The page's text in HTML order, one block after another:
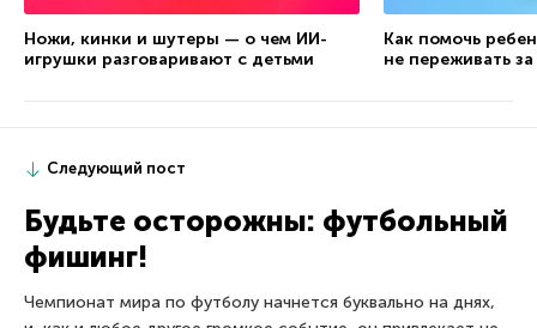
Ножи, кинки и шутеры — о чем ИИ-
игрушки разговаривают с детьми
Как помочь
не переживать
Следующий пост
Будьте осторожны: футбольный
фишинг!
Чемпионат мира по футболу начнется буквально на днях,